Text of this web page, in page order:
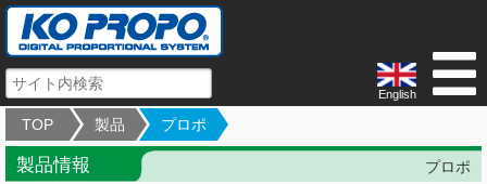
English
TOP 製品 プロポ
製品情報 プロポ